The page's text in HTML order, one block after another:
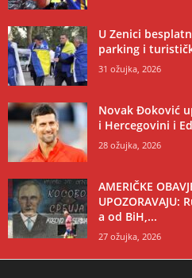
U Zenici
parking i
31 ožujka, 2026
Novak Đoković
i Hercegovini i
28 ožujka, 2026
AMERIČKE
UPOZORAVAJU:
a od BiH,...
27 ožujka, 2026